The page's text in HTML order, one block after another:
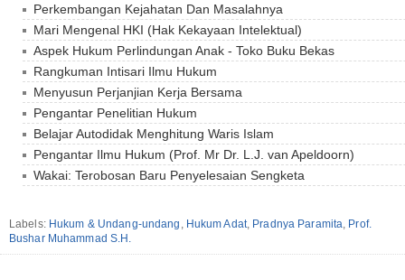
Perkembangan Kejahatan Dan Masalahnya
Mari Mengenal HKI (Hak Kekayaan Intelektual)
Aspek Hukum Perlindungan Anak - Toko Buku Bekas
Rangkuman Intisari Ilmu Hukum
Menyusun Perjanjian Kerja Bersama
Pengantar Penelitian Hukum
Belajar Autodidak Menghitung Waris Islam
Pengantar Ilmu Hukum (Prof. Mr Dr. L.J. van Apeldoorn)
Wakai: Terobosan Baru Penyelesaian Sengketa
Labels: Hukum & Undang-undang , Hukum Adat, Pradnya Paramita, Prof.
Bushar Muhammad S.H.